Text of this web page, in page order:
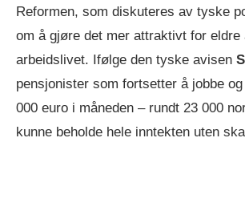
Reformen, som diskuteres av tyske
om å gjøre det mer attraktivt for
arbeidslivet. Ifølge den tyske avisen
pensjonister som fortsetter å jobbe
000 euro i måneden – rundt 23 000
kunne beholde hele inntekten uten